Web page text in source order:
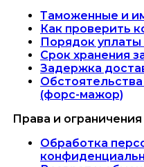
Таможенные и
Как проверить
Порядок
Срок хранения
Задержка
(форс-мажор)
Права и ограничения
Обработка